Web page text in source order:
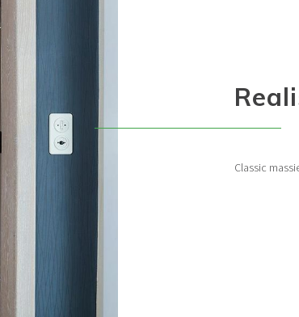
Classic